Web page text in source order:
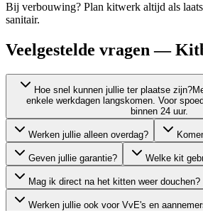
Bij verbouwing? Plan kitwerk altijd als
sanitair.
Veelgestelde vragen —
Hoe snel kunnen jullie ter plaatse zijn?
enkele werkdagen langskomen. Voor
binnen 24 uur.
Werken jullie alleen overdag?
Geven jullie garantie? Welke kit
Mag ik direct na het kitten weer douchen?
Werken jullie ook voor VvE's en